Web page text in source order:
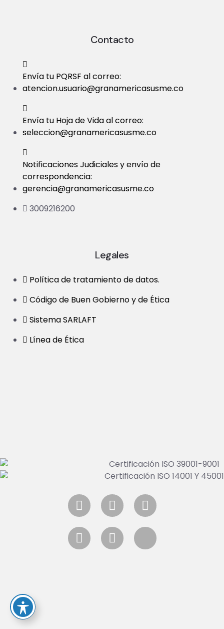
Contacto
Envía tu PQRSF al correo:
atencion.usuario@granamericasusme.co
Envía tu Hoja de Vida al correo:
seleccion@granamericasusme.co
Notificaciones Judiciales y envío de
correspondencia:
gerencia@granamericasusme.co
3009216200
Legales
Política de tratamiento de datos.
Código de Buen Gobierno y de Ética
Sistema SARLAFT
Línea de Ética